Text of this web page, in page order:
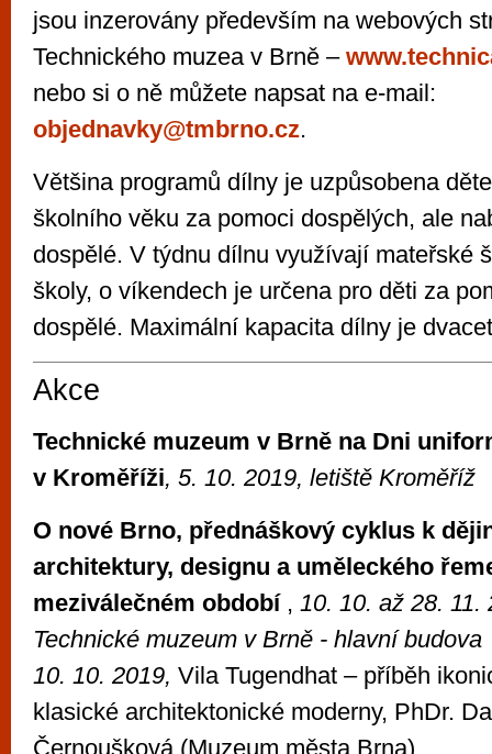
jsou inzerovány především na webových
Technického muzea v Brně –
nebo si o ně můžete napsat na e-mail:
objednavky@tmbrno.cz.
Většina programů dílny je uzpůsobena
školního věku za pomoci dospělých, ale
dospělé. V týdnu dílnu využívají mateřské
školy, o víkendech je určena pro děti za
dospělé. Maximální kapacita dílny je
Akce
Technické muzeum v Brně na Dni
v Kroměříži, 5. 10. 2019, letiště Kroměříž
O nové Brno, přednáškový cyklus k
architektury, designu a uměleckého
meziválečném období , 10. 10. až 28. 11.
Technické muzeum v Brně - hlavní budova
10. 10. 2019, Vila Tugendhat – příběh
klasické architektonické moderny, PhDr.
Černoušková (Muzeum města Brna)